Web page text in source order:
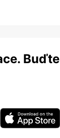
Buďte